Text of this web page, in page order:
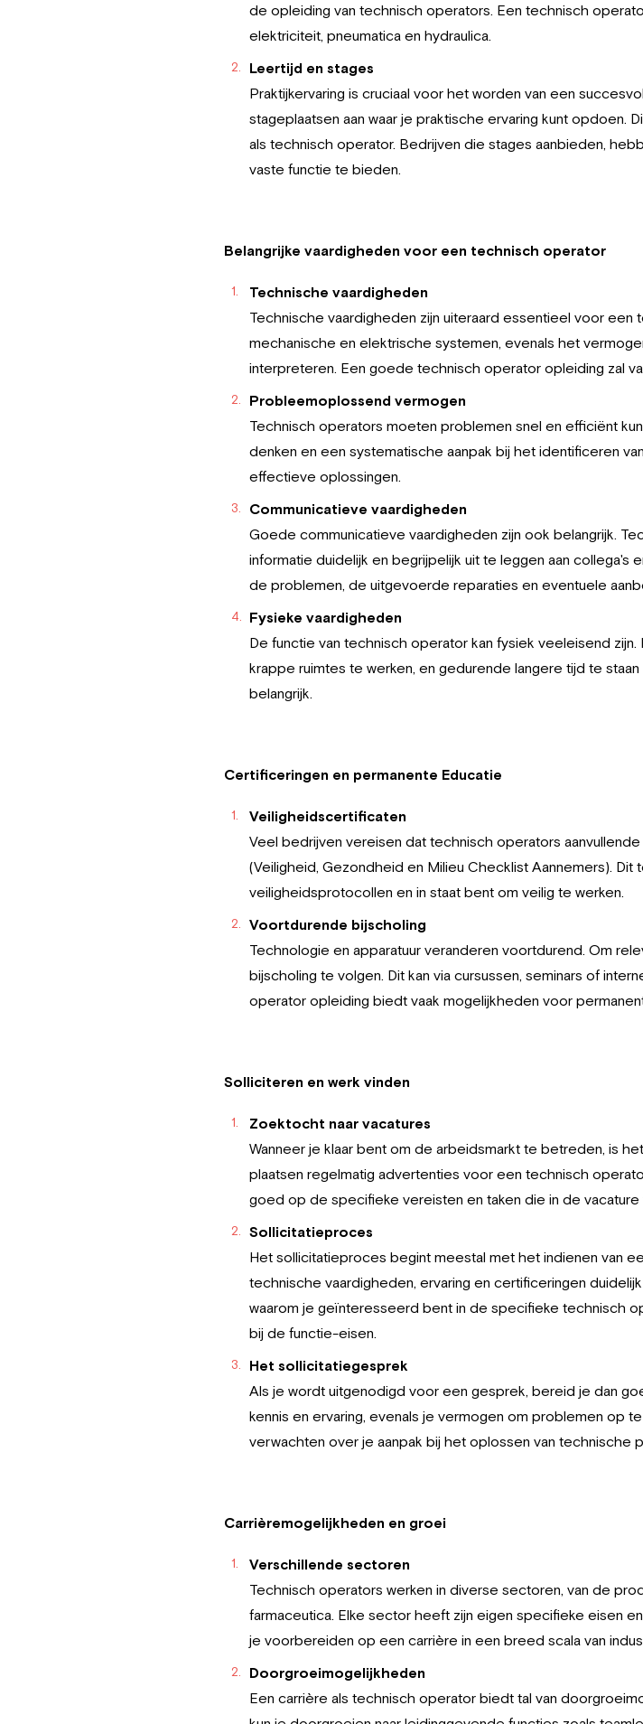
de opleiding van technisch operators. Een technisch
elektriciteit, pneumatica en hydraulica.
Leertijd en stages
Praktijkervaring is cruciaal voor het worden van een
stageplaatsen aan waar je praktische ervaring kunt opdoen.
als technisch operator. Bedrijven die stages aanbieden,
vaste functie te bieden.
Belangrijke vaardigheden voor een technisch operator
Technische vaardigheden
Technische vaardigheden zijn uiteraard essentieel voor een
mechanische en elektrische systemen, evenals het
interpreteren. Een goede technisch operator opleiding zal
Probleemoplossend vermogen
Technisch operators moeten problemen snel en efficiënt
denken en een systematische aanpak bij het identificeren
effectieve oplossingen.
Communicatieve vaardigheden
Goede communicatieve vaardigheden zijn ook belangrijk.
informatie duidelijk en begrijpelijk uit te leggen aan collega's
de problemen, de uitgevoerde reparaties en eventuele
Fysieke vaardigheden
De functie van technisch operator kan fysiek veeleisend zijn.
krappe ruimtes te werken, en gedurende langere tijd te
belangrijk.
Certificeringen en permanente Educatie
Veiligheidscertificaten
Veel bedrijven vereisen dat technisch operators
(Veiligheid, Gezondheid en Milieu Checklist Aannemers).
veiligheidsprotocollen en in staat bent om veilig te werken.
Voortdurende bijscholing
Technologie en apparatuur veranderen voortdurend. Om
bijscholing te volgen. Dit kan via cursussen, seminars of
operator opleiding biedt vaak mogelijkheden voor
Solliciteren en werk vinden
Zoektocht naar vacatures
Wanneer je klaar bent om de arbeidsmarkt te betreden, is
plaatsen regelmatig advertenties voor een technisch
goed op de specifieke vereisten en taken die in de vacature
Sollicitatieproces
Het sollicitatieproces begint meestal met het indienen van
technische vaardigheden, ervaring en certificeringen
waarom je geïnteresseerd bent in de specifieke technisch
bij de functie-eisen.
Het sollicitatiegesprek
Als je wordt uitgenodigd voor een gesprek, bereid je dan
kennis en ervaring, evenals je vermogen om problemen op
verwachten over je aanpak bij het oplossen van technische
Carrièremogelijkheden en groei
Verschillende sectoren
Technisch operators werken in diverse sectoren, van de
farmaceutica. Elke sector heeft zijn eigen specifieke eisen
je voorbereiden op een carrière in een breed scala van
Doorgroeimogelijkheden
Een carrière als technisch operator biedt tal van